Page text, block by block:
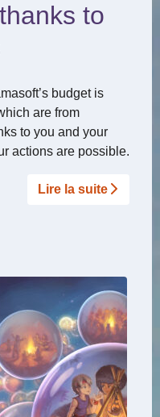
to
budget is
are from
to you and your
actions are possible.
Lire la suite­­